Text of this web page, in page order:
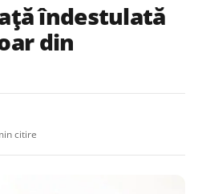
îndestulată
din
citire